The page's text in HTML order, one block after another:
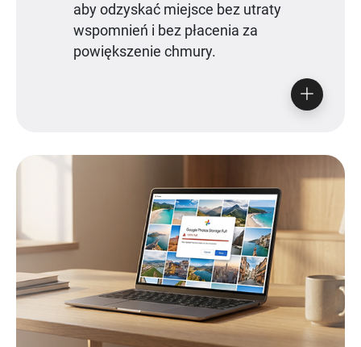
aby odzyskać miejsce bez utraty
wspomnień i bez płacenia za
powiększenie chmury.